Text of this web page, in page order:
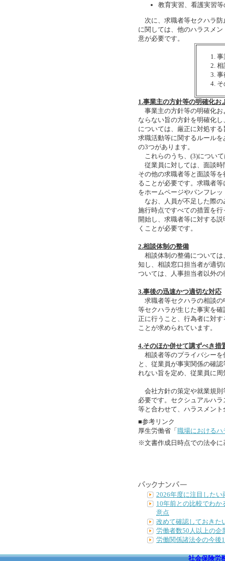
教育実習、看護実習
次に、求職者等セクハラ防
に関しては、他のハラスメ
意が必要です。
事
相
事
1.事業主の方針等の明確化お
事業主の方針等の明確化お
ならない旨の方針を明確化
については、厳正に対処す
求職活動等に関するルール
の3つがあります。
これらのうち、(3)につい
従業員に対しては、面談時
その他の求職者等と面談等
ることが必要です。求職者
をホームページやパンフレ
なお、人員が不足した際の
施行時点ですべての措置を
開始し、求職者等に対する
くことが必要です。
2.相談体制の整備
相談体制の整備については
知し、相談窓口担当者が適
ついては、人事担当者以外
3.事後の迅速かつ適切な対応
求職者等セクハラの相談の
等セクハラが生じた事実を
正に行うこと、行為者に対
ことが求められています。
4.そのほか併せて講ずべき措
相談者等のプライバシーを
と、従業員が事実関係の確
れない旨を定め、従業員に
会社方針の策定や就業規則
必要です。セクシュアルハ
等と合わせて、ハラスメン
■参考リンク
厚生労働省「職場における
※文書作成日時点での法令
2026年度に注目したい
10年前との比較でわ
意点
改めて確認しておきた
労働者数50人以上の企
労働関係諸法令の今後
社会保険労